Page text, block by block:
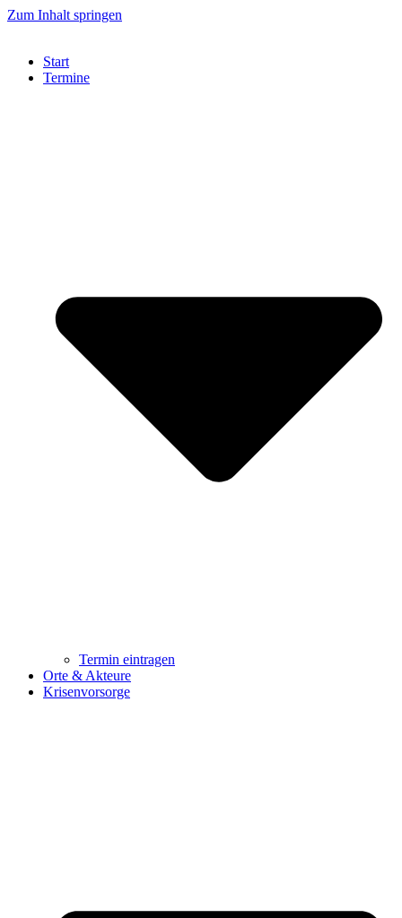
Zum Inhalt springen
Start
Termine
Termin eintragen
Orte & Akteure
Krisenvorsorge